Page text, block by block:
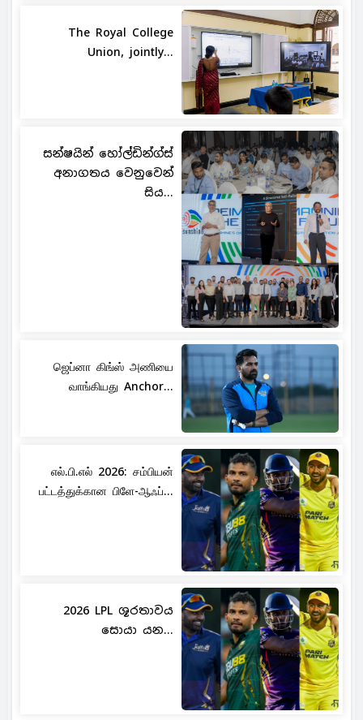
The Royal College
Union, jointly...
සන්ෂයින් හෝල්ඩින්ග්ස්
අනාගතය වෙනුවෙන්
සිය...
ஜெப்னா கிங்ஸ் அணியை
வாங்கியது Anchor...
எல்.பி.எல் 2026: சம்பியன்
பட்டத்துக்கான பிளே-ஆஃப்...
2026 LPL ශූරතාවය
සොයා යන...